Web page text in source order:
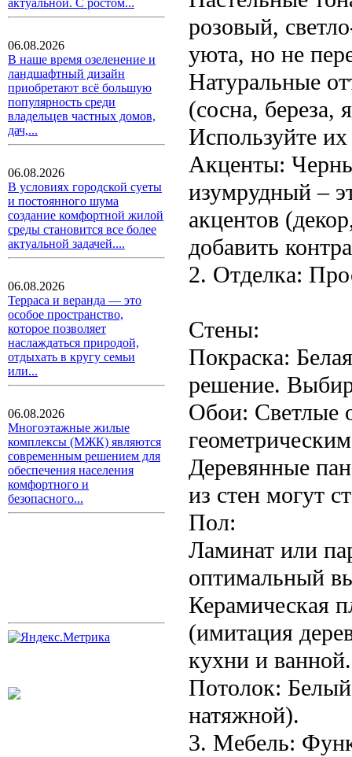
актуальной. С ростом...
06.08.2026
В наше время озеленение и
ландшафтный дизайн
приобретают всё большую
популярность среди
владельцев частных домов,
дач,...
06.08.2026
В условиях городской суеты
и постоянного шума
создание комфортной жилой
среды становится все более
актуальной задачей....
06.08.2026
Терраса и веранда — это
особое пространство,
которое позволяет
наслаждаться природой,
отдыхать в кругу семьи
или...
06.08.2026
Многоэтажные жилые
комплексы (МЖК) являются
современным решением для
обеспечения населения
комфортного и
безопасного...
розовый,
уюта, но не
Натуральные
(сосна, береза,
Используйте
Акценты:
изумрудный –
акцентов
добавить
2. Отделка:
Стены:
Покраска:
решение.
Обои: Светлые
Деревянные
из стен могут
Пол:
Ламинат или
оптимальный
Керамическая
(имитация
кухни и ванной.
Потолок:
натяжной).
3. Мебель: